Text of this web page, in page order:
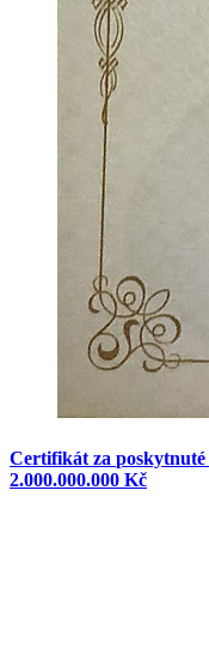
Certifikát za poskytnuté
2.000.000.000 Kč